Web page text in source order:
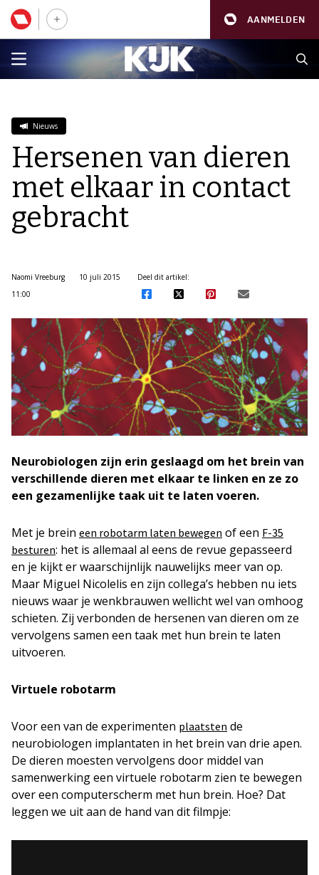
AANMELDEN
Nieuws
Hersenen van dieren
met elkaar in contact
gebracht
Naomi Vreeburg
10 juli 2015
11:00
Deel dit artikel:
Neurobiologen zijn erin geslaagd om het brein van
verschillende dieren met elkaar te linken en ze zo
een gezamenlijke taak uit te laten voeren.
Met je brein een robotarm laten bewegen of een F-35
besturen: het is allemaal al eens de revue gepasseerd
en je kijkt er waarschijnlijk nauwelijks meer van op.
Maar Miguel Nicolelis en zijn collega’s hebben nu iets
nieuws waar je wenkbrauwen wellicht wel van omhoog
schieten. Zij verbonden de hersenen van dieren om ze
vervolgens samen een taak met hun brein te laten
uitvoeren.
Virtuele robotarm
Voor een van de experimenten plaatsten de
neurobiologen implantaten in het brein van drie apen.
De dieren moesten vervolgens door middel van
samenwerking een virtuele robotarm zien te bewegen
over een computerscherm met hun brein. Hoe? Dat
leggen we uit aan de hand van dit filmpje: